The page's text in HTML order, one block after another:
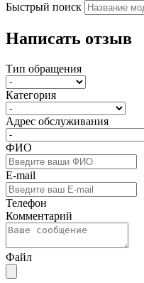
Быстрый поиск
Написать отзыв
Тип обращения
Категория
Адрес обслуживания
ФИО
E-mail
Телефон
Комментарий
Файл